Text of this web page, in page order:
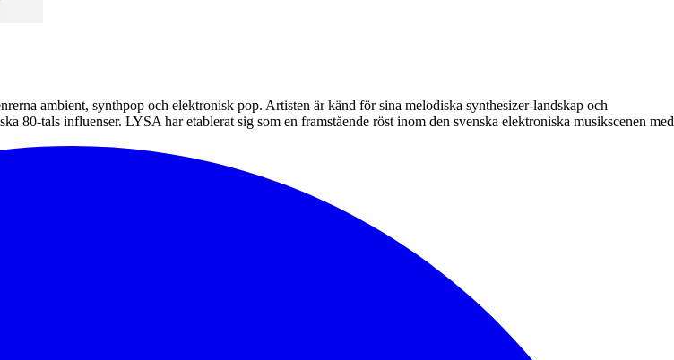
ambient, synthpop och elektronisk pop. Artisten är känd för sina melodiska synthesizer-landskap och
80-tals influenser. LYSA har etablerat sig som en framstående röst inom den svenska elektroniska musikscenen med